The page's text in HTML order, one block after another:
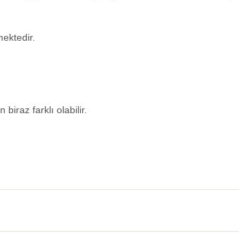
biraz farklı olabilir.